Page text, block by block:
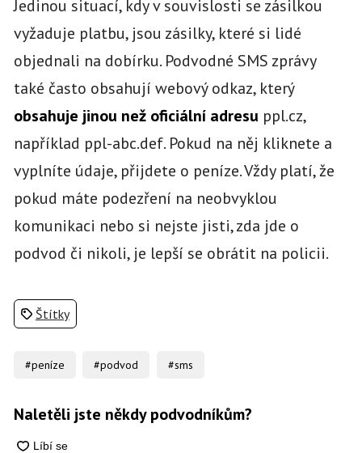
Jedinou situací, kdy v souvislosti se zásilkou
vyžaduje platbu, jsou zásilky, které si lidé
objednali na dobírku. Podvodné SMS zprávy
také často obsahují webový odkaz, který
obsahuje jinou než oficiální adresu ppl.cz,
například ppl-abc.def. Pokud na něj kliknete a
vyplníte údaje, přijdete o peníze. Vždy platí, že
pokud máte podezření na neobvyklou
komunikaci nebo si nejste jisti, zda jde o
podvod či nikoli, je lepší se obrátit na policii.
Štítky
#peníze #podvod #sms
Naletěli jste někdy podvodníkům?